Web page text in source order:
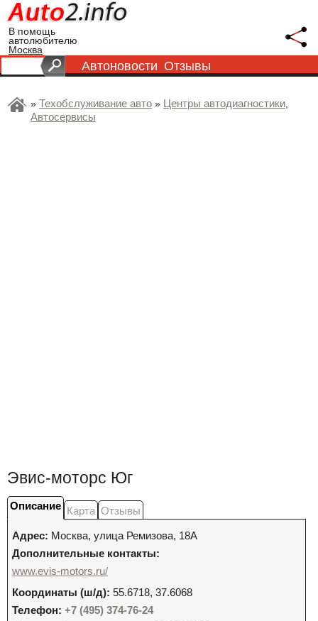
В помощь
автолюбителю
Москва
Автоновости Отзывы
» Техобслуживание авто » Центры автодиагностики,
Автосервисы
Эвис-моторс Юг
Описание Карта Отзывы
Адрес: Москва, улица Ремизова, 18А
Дополнительные контакты:
www.evis-motors.ru/
Координаты (ш/д): 55.6718, 37.6068
Телефон: +7 (495) 374-76-24